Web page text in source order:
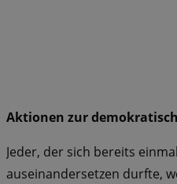
Aktionen zur
Jeder, der sich bereits
auseinandersetzen durfte,